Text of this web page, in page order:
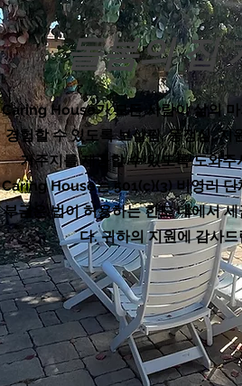
돌봄의 집
Caring House가 모든 사람이 삶의
경험할 수 있도록 보살핌, 동정심, 지
거주지를 제공할 수 있도록 도와주
Caring House는 501(c)(3) 비영리 단
부금은 법이 허용하는 한도 내에서
다. 귀하의 지원에 감사드